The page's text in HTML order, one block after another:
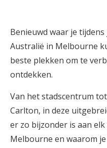
Benieuwd waar je
Australië in Melbourne
beste plekken om te
ontdekken.
Van het stadscentrum
Carlton, in deze
er zo bijzonder is aan
Melbourne en waarom